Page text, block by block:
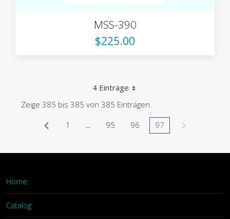
MSS-390
$225.00
4 Einträge
Zeige 385 bis 385 von 385 Einträgen.
Seite
1 ...Zwischenseiten Navigieren mit TAB-
Seite
95 Seite
96 Seite
97
Home
Catalog